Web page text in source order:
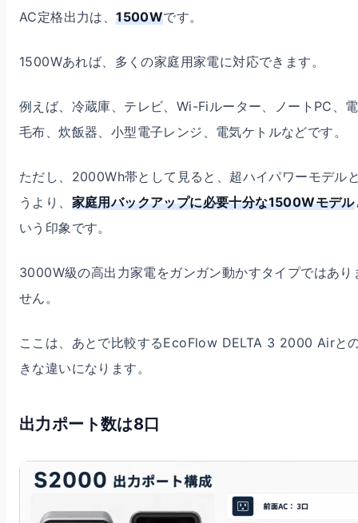
AC定格出力は、1500Wです。
1500Wあれば、多くの家庭用家電に対応できます。
例えば、冷蔵庫、テレビ、Wi-Fiルーター、ノートPC、
毛布、炊飯器、小型電子レンジ、電気ケトルなどです。
ただし、2000Wh帯として見ると、超ハイパワーモデル
うより、 家庭用バックアップに必要十分な1500Wモデル
いう印象です。
3000W級の高出力家電をガンガン動かすタイプではあり
せん。
ここは、あとで比較するEcoFlow DELTA 3 2000 Airと
きな違いになります。
出力ポート数は8口